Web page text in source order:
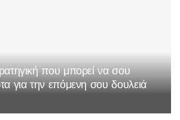
που μπορεί να σου
για την επόμενη σου δουλειά